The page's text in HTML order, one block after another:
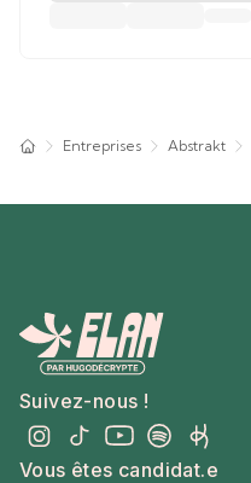
Entreprises Abstrakt
Suivez-nous !
Vous êtes candidat.e